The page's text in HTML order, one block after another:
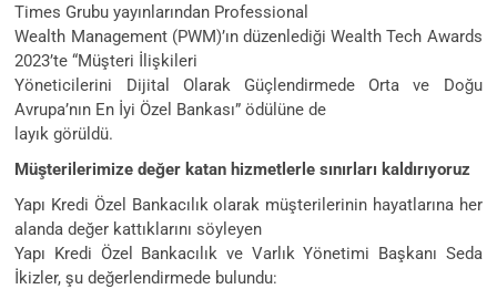
Times Grubu yayınlarından Professional
Wealth Management (PWM)’ın düzenlediği Wealth Tech Awards
2023’te “Müşteri İlişkileri
Yöneticilerini Dijital Olarak Güçlendirmede Orta ve Doğu
Avrupa’nın En İyi Özel Bankası” ödülüne de
layık görüldü.
Müşterilerimize değer katan hizmetlerle sınırları kaldırıyoruz
Yapı Kredi Özel Bankacılık olarak müşterilerinin hayatlarına her
alanda değer kattıklarını söyleyen
Yapı Kredi Özel Bankacılık ve Varlık Yönetimi Başkanı Seda
İkizler, şu değerlendirmede bulundu: